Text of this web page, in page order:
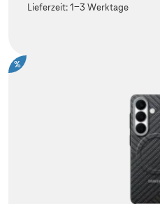
Lieferzeit:1-3 Werktage
%